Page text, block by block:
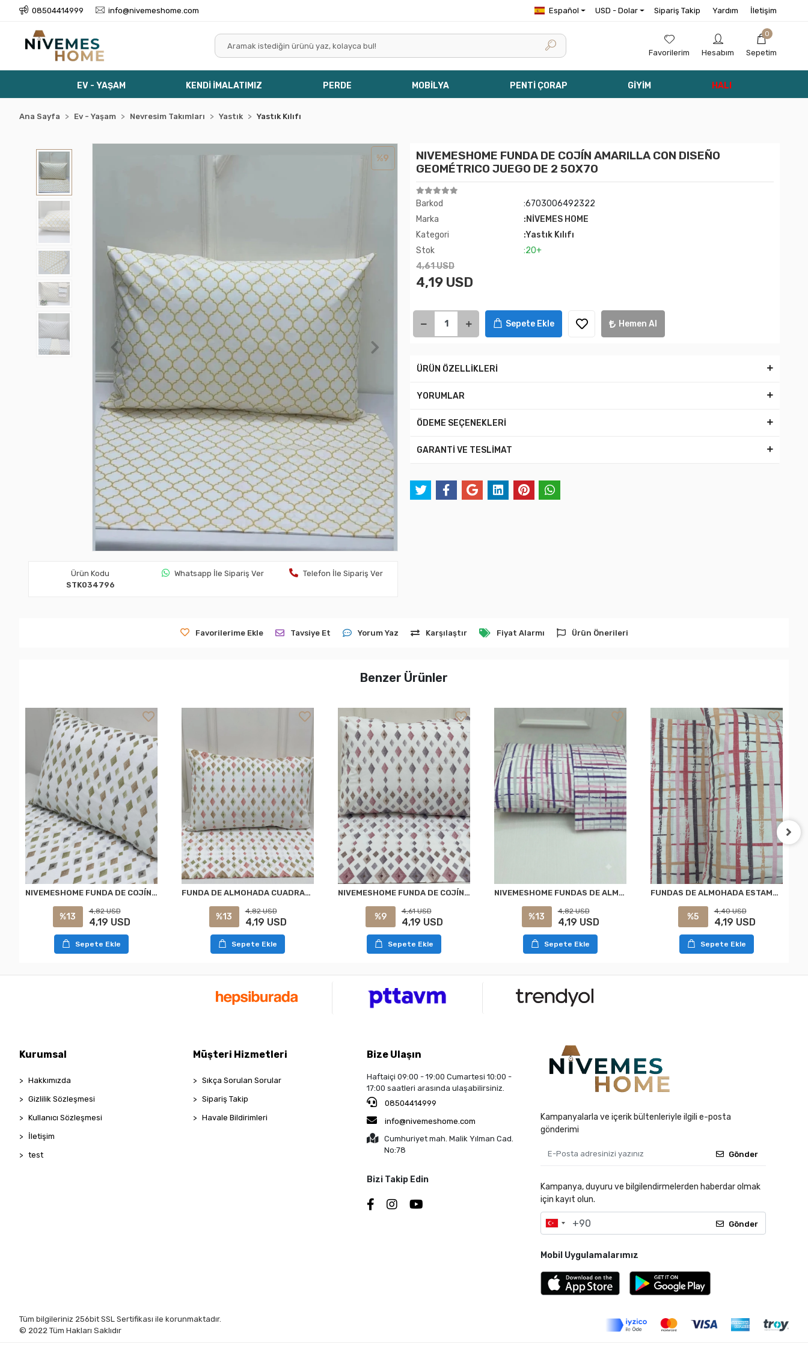
08504414999 info@nivemeshome.com Español USD - Dolar Sipariş Takip Yardım İletişim
Favorilerim Hesabım
0
Sepetim
EV - YAŞAM KENDİ İMALATIMIZ PERDE MOBİLYA PENTİ ÇORAP GİYİM HALI
Ana Sayfa Ev - Yaşam Nevresim Takımları Yastık Yastık Kılıfı
%9
Ürün Kodu
STK034796
Whatsapp İle Sipariş Ver Telefon İle Sipariş Ver
NIVEMESHOME FUNDA DE COJÍN AMARILLA CON DISEÑO
GEOMÉTRICO JUEGO DE 2 50X70
Barkod
:6703006492322
Marka
:NİVEMES HOME
Kategori
:Yastık Kılıfı
Stok
:20+
4,61 USD
4,19 USD
Sepete Ekle Hemen Al
ÜRÜN ÖZELLİKLERİ
YORUMLAR
ÖDEME SEÇENEKLERİ
GARANTİ VE TESLİMAT
Favorilerime Ekle Tavsiye Et Yorum Yaz Karşılaştır Fiyat Alarmı Ürün Önerileri
Benzer Ürünler
NIVEMESHOME FUNDA DE COJÍN CUADRADO CON ESTAMPADO MODELO 2 PIEZAS 50X70
%13
4,82 USD
4,19 USD
Sepete Ekle
FUNDA DE ALMOHADA CUADRADA DE 2 PIEZAS CON ESTAMPADO DE MODELO DE NÍVEMESHOME CON TAPA DE 50X70
%13
4,82 USD
4,19 USD
Sepete Ekle
NIVEMESHOME FUNDA DE COJÍN RECTANGULAR CON ESTAMPADO DE MODELO 2 PIEZAS CON CIERRE 50X70
%9
4,61 USD
4,19 USD
Sepete Ekle
NIVEMESHOME FUNDAS DE ALMOHADA ESTAMPADA DE 2 PIEZAS CON CIERRE 50X70
%13
4,82 USD
4,19 USD
Sepete Ekle
FUNDAS DE ALMOHADA ESTAMPADA CON DISEÑO DE PINTURA NİVEMESHOME PACK DE 2 CON CIERRE 50X70
%5
4,40 USD
4,19 USD
Sepete Ekle
Kurumsal
Hakkımızda
Gizlilik Sözleşmesi
Kullanıcı Sözleşmesi
İletişim
test
Müşteri Hizmetleri
Sıkça Sorulan Sorular
Sipariş Takip
Havale Bildirimleri
Bize Ulaşın
Haftaiçi 09:00 - 19:00 Cumartesi 10:00 -
17:00 saatleri arasında ulaşabilirsiniz.
08504414999
info@nivemeshome.com
Cumhuriyet mah. Malik Yılman Cad.
No:78
Bizi Takip Edin
Kampanyalarla ve içerik bültenleriyle ilgili e-posta
gönderimi
Gönder
Kampanya, duyuru ve bilgilendirmelerden haberdar olmak
için kayıt olun.
Gönder
Mobil Uygulamalarımız
Tüm bilgileriniz 256bit SSL Sertifikası ile korunmaktadır.
© 2022 Tüm Hakları Saklıdır